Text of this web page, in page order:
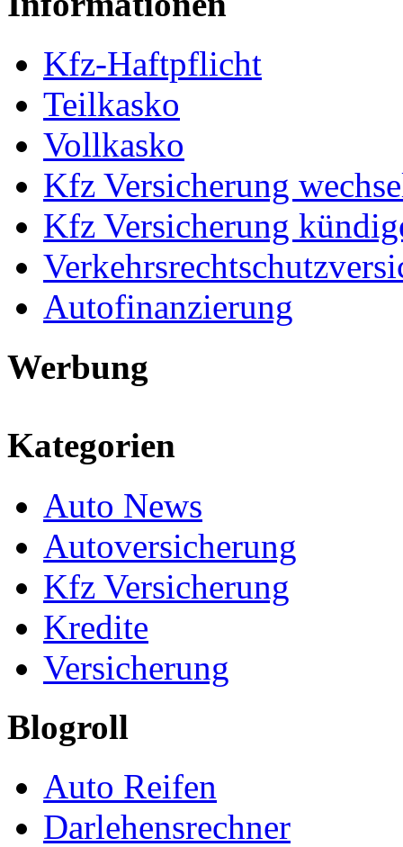
Kfz-Haftpflicht
Teilkasko
Vollkasko
Kfz Versicherung
Kfz Versicherung
Autofinanzierung
Werbung
Kategorien
Auto News
Autoversicherung
Kfz Versicherung
Kredite
Versicherung
Blogroll
Auto Reifen
Darlehensrechner